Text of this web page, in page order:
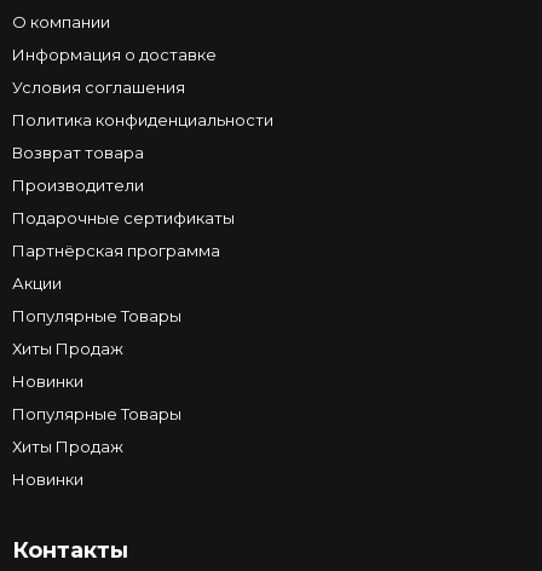
О компании
Информация о доставке
Условия соглашения
Политика конфиденциальности
Возврат товара
Производители
Подарочные сертификаты
Партнёрская программа
Акции
Популярные Товары
Хиты Продаж
Новинки
Популярные Товары
Хиты Продаж
Новинки
Контакты